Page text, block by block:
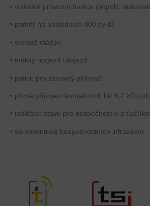
• volitelné provozní funkce (impulz,
• paměť na posledních 800 cyklů
• snímač otáček
• měkký rozjezd i dojezd
• patice pro zásuvný přijímač
• přímé připojení kontaktních lišt 8,2 kΩ
• indikátor stavu pro bezpečnostní a
• samokontrola bezpečnostních infrazávor